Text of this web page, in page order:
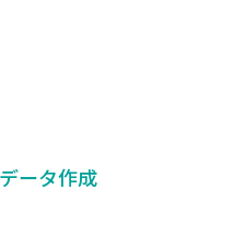
ータ作成